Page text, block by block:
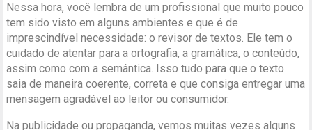
Nessa hora, você lembra de um profissional que muito pouco
tem sido visto em alguns ambientes e que é de
imprescindível necessidade: o revisor de textos. Ele tem o
cuidado de atentar para a ortografia, a gramática, o conteúdo,
assim como com a semântica. Isso tudo para que o texto
saia de maneira coerente, correta e que consiga entregar uma
mensagem agradável ao leitor ou consumidor.
Na publicidade ou propaganda, vemos muitas vezes alguns